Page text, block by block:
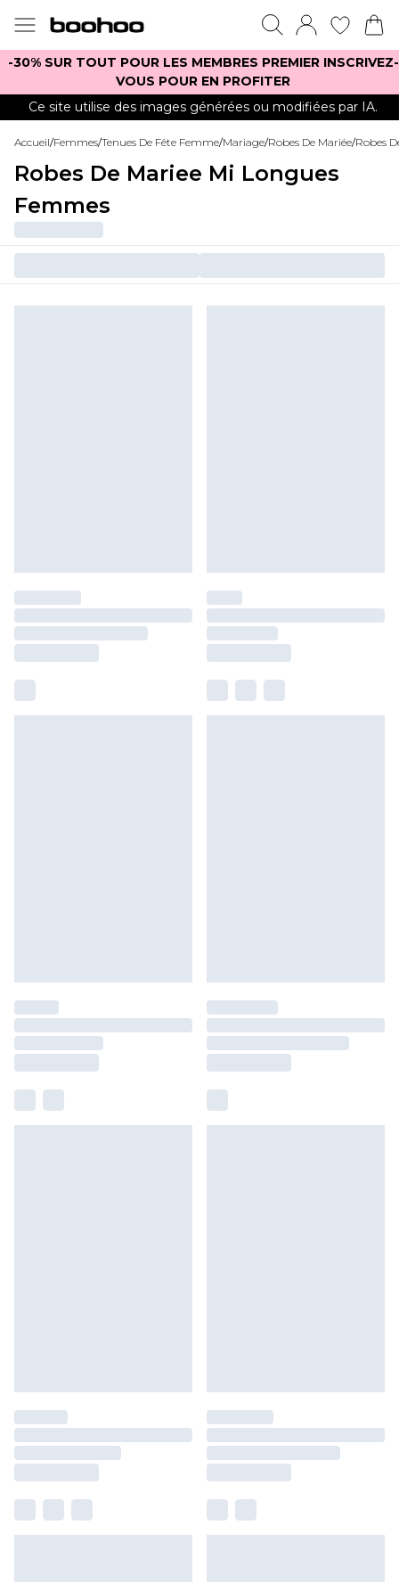
-30% SUR TOUT POUR LES MEMBRES PREMIER INSCRIVEZ-
VOUS POUR EN PROFITER
Ce site utilise des images générées ou modifiées par IA.
Accueil/Femmes/Tenues De Fête Femme/Mariage/Robes De Mariée/Robes
Robes De Mariee Mi Longues
Femmes